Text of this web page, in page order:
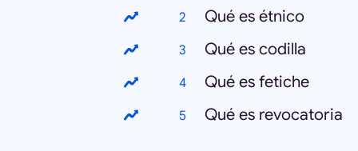
Qué es étnico
Qué es codilla
Qué es fetiche
Qué es revocatoria